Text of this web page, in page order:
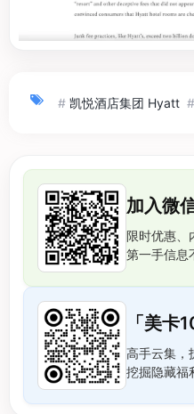
# 凯悦酒店集团 Hyatt #
加入微
限时优惠、
第一手信息
「美卡
高手云集，
挖掘隐藏福